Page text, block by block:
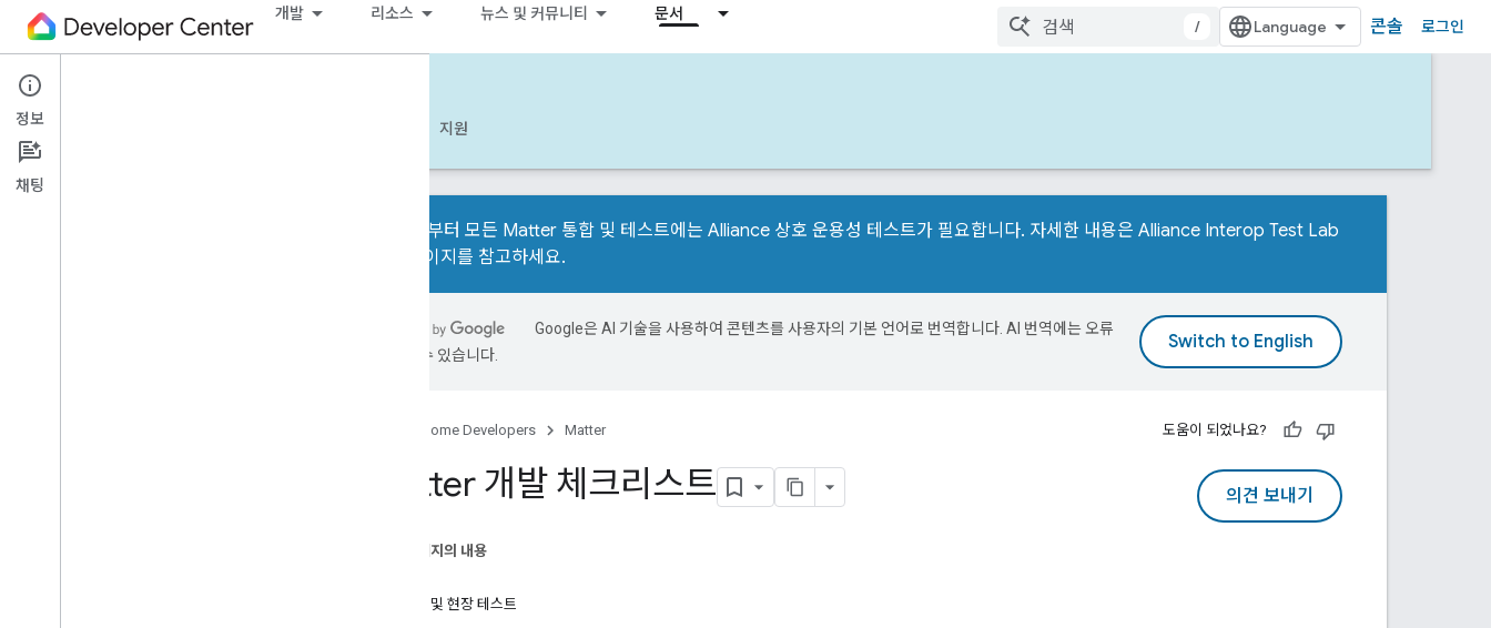
개발 리소스 뉴스 및 커뮤니티 문서
/ 콘솔 로그인
Matter
시작하기 지원
2026년부터 모든 Matter 통합 및 테스트에는 Alliance 상호 운용성 테스트가 필요합니다. 자세한 내용은 Alliance Interop Test Lab
전환 페이지 를 참고하세요.
Google은 AI 기술을 사용하여 콘텐츠를 사용자의 기본 언어로 번역합니다. AI 번역에는 오류
가 있을 수 있습니다.
Google Home Developers Matter 도움이 되었나요?
의견 보내기
Matter 개발 체크리스트
이 페이지의 내용
테스트 및 현장 테스트
정보
채팅